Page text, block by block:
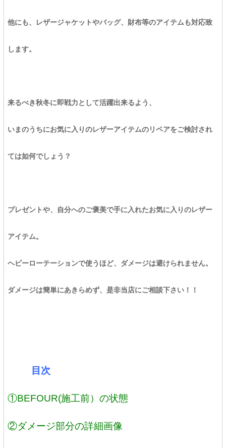
他にも、レザージャケットやバッグ、財布等のアイテムも対応致
します。
来るべき秋冬に即戦力として活躍出来るよう、
いまのうちにお気に入りのレザーアイテムのリペアをご検討され
ては如何でしょう？
プレゼントや、自分へのご褒美で手に入れたお気に入りのレザー
アイテム。
ヘビーローテーションで使うほど、ダメージは避けられません。
ダメージは簡単にあきらめず、是非当店にご相談下さい！！
目次
①BEFOUR(施工前）の状態
②ダメージ部分の詳細画像